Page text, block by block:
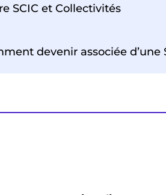
SCIC et Collectivités
devenir associée d’une